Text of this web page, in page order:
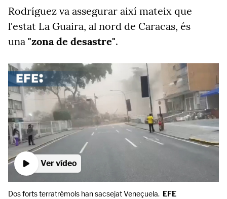
Rodríguez va assegurar així mateix que
l'estat La Guaira, al nord de Caracas, és
una "zona de desastre".
Ver vídeo
Dos forts terratrèmols han sacsejat Veneçuela. EFE